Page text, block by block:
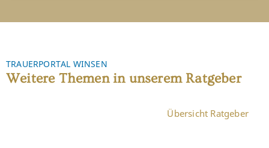
TRAUERPORTAL WINSEN
Weitere Themen in unserem Ratgeber
Übersicht Ratgeber